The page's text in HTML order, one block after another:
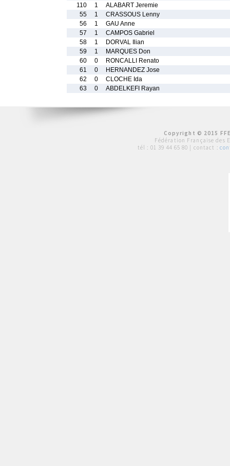
110
1
ALABART Jeremie
55
1
CRASSOUS Lenny
56
1
GAU Anne
57
1
CAMPOS Gabriel
58
1
DORVAL Ilian
59
1
MARQUES Don
60
0
RONCALLI Renato
61
0
HERNANDEZ Jose
62
0
CLOCHE Ida
63
0 ABDELKEFI Rayan
Copyright © 2015
Fédération Française des
tél : 01 39 44 65 80 | contact :